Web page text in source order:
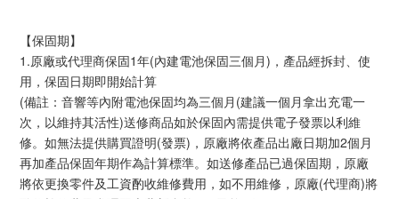
【保固期】
1.原廠或代理商保固1年(內建電池保固三個月)，產品經拆封、使
用，保固日期即開始計算
(備註：音響等內附電池保固均為三個月(建議一個月拿出充電一
次，以維持其活性)送修商品如於保固內需提供電子發票以利維
修。如無法提供購買證明(發票)，原廠將依產品出廠日期加2個月
再加產品保固年期作為計算標準。如送修產品已過保固期，原廠
將依更換零件及工資酌收維修費用，如不用維修，原廠(代理商)將